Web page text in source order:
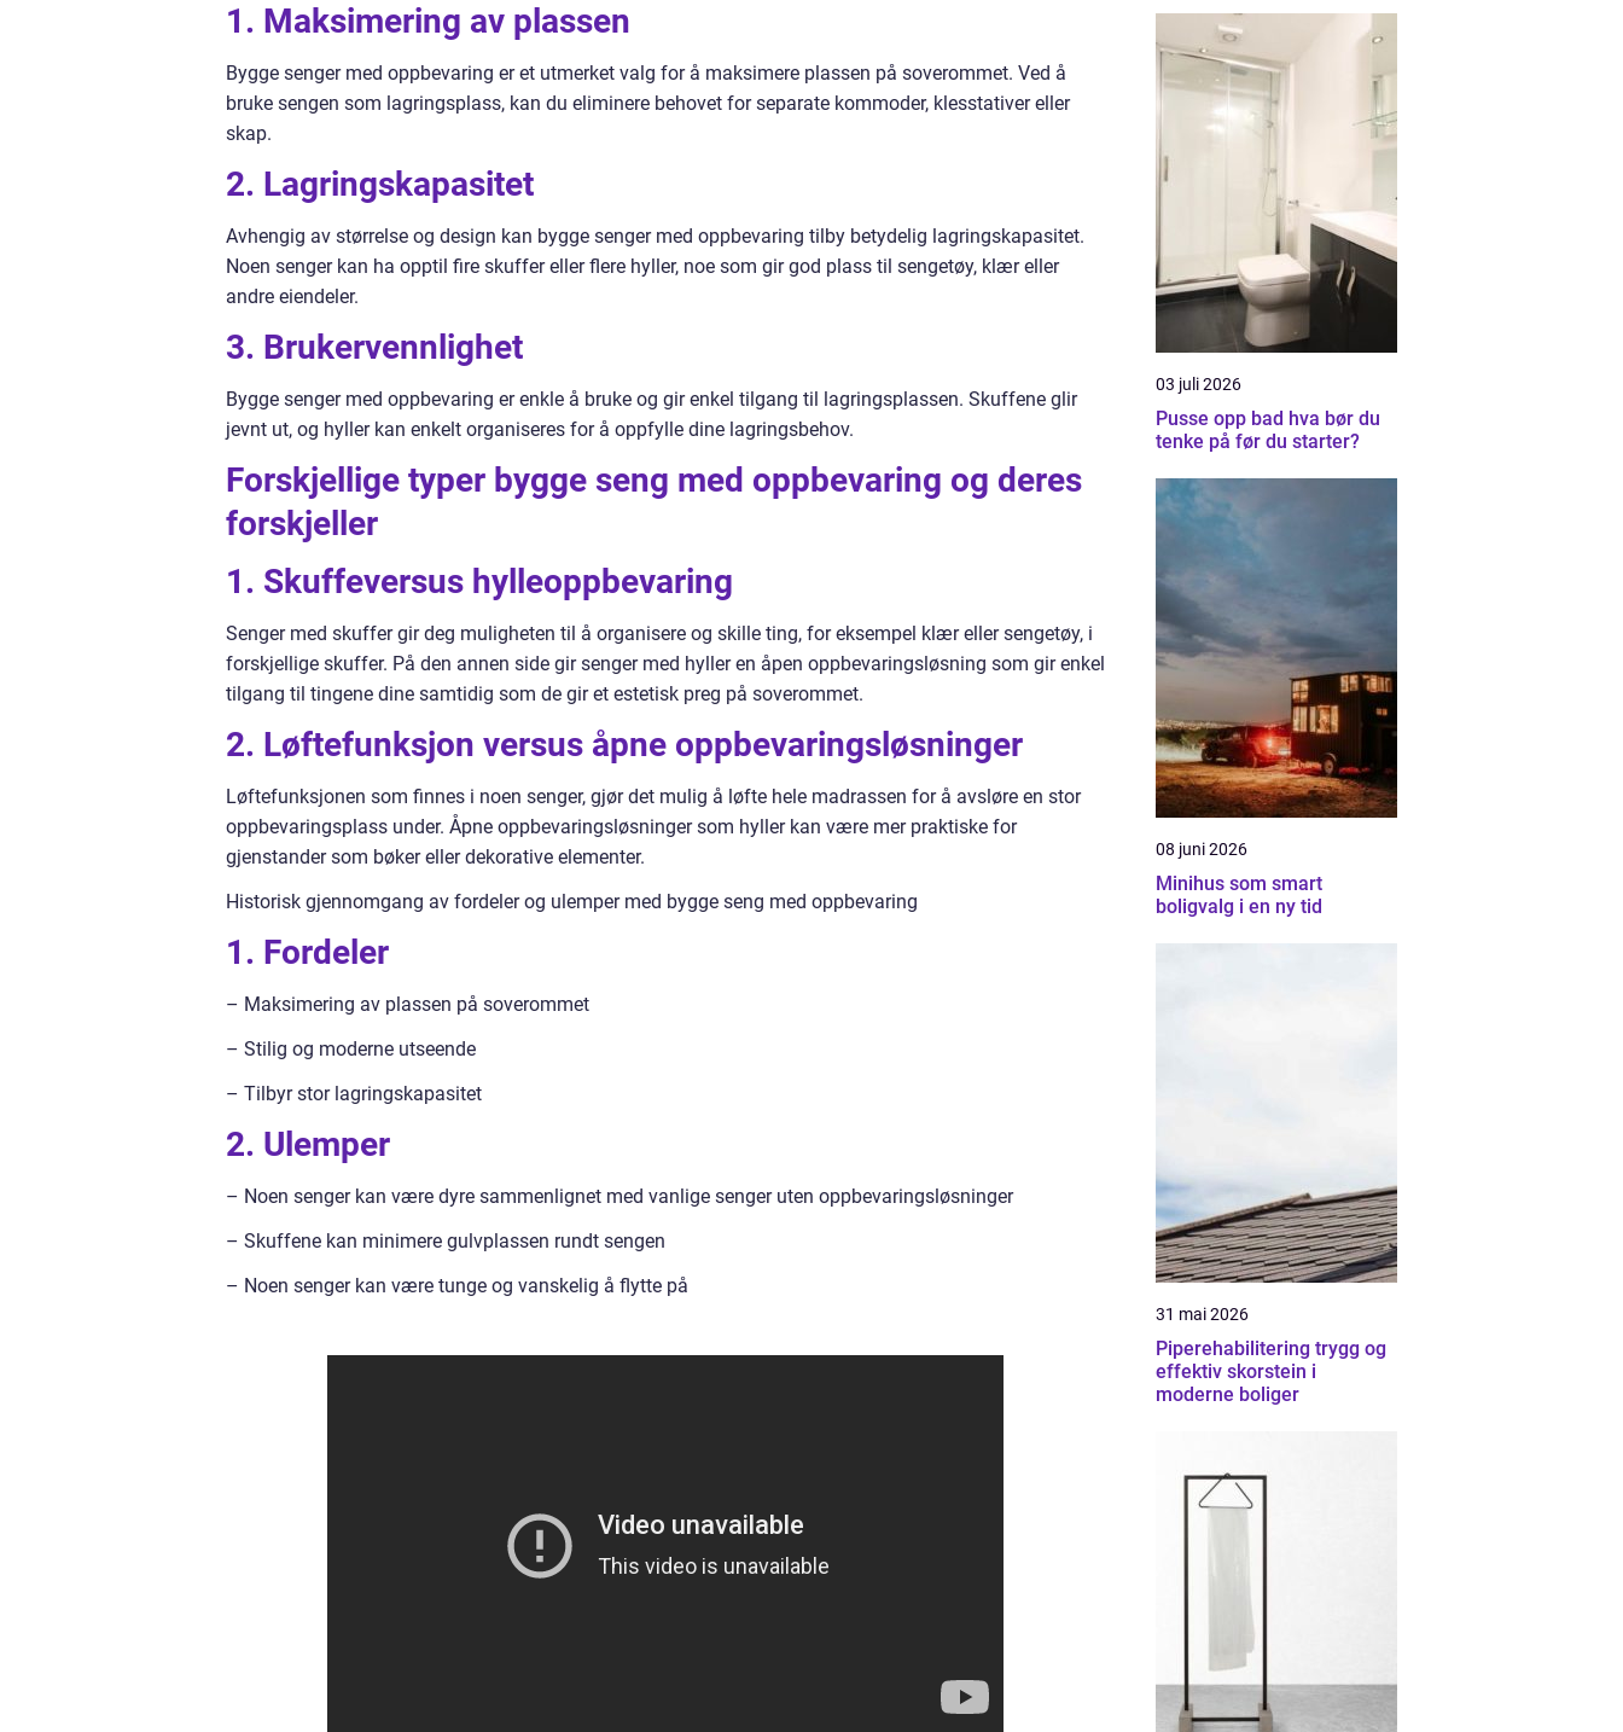
1. Maksimering av plassen
Bygge senger med oppbevaring er et utmerket valg for å maksimere plassen på soverommet. Ved å
bruke sengen som lagringsplass, kan du eliminere behovet for separate kommoder, klesstativer eller
skap.
2. Lagringskapasitet
Avhengig av størrelse og design kan bygge senger med oppbevaring tilby betydelig lagringskapasitet.
Noen senger kan ha opptil fire skuffer eller flere hyller, noe som gir god plass til sengetøy, klær eller
andre eiendeler.
3. Brukervennlighet
Bygge senger med oppbevaring er enkle å bruke og gir enkel tilgang til lagringsplassen. Skuffene glir
jevnt ut, og hyller kan enkelt organiseres for å oppfylle dine lagringsbehov.
Forskjellige typer bygge seng med oppbevaring og deres
forskjeller
1. Skuffeversus hylleoppbevaring
Senger med skuffer gir deg muligheten til å organisere og skille ting, for eksempel klær eller sengetøy, i
forskjellige skuffer. På den annen side gir senger med hyller en åpen oppbevaringsløsning som gir enkel
tilgang til tingene dine samtidig som de gir et estetisk preg på soverommet.
2. Løftefunksjon versus åpne oppbevaringsløsninger
Løftefunksjonen som finnes i noen senger, gjør det mulig å løfte hele madrassen for å avsløre en stor
oppbevaringsplass under. Åpne oppbevaringsløsninger som hyller kan være mer praktiske for
gjenstander som bøker eller dekorative elementer.
Historisk gjennomgang av fordeler og ulemper med bygge seng med oppbevaring
1. Fordeler
– Maksimering av plassen på soverommet
– Stilig og moderne utseende
– Tilbyr stor lagringskapasitet
2. Ulemper
– Noen senger kan være dyre sammenlignet med vanlige senger uten oppbevaringsløsninger
– Skuffene kan minimere gulvplassen rundt sengen
– Noen senger kan være tunge og vanskelig å flytte på
03 juli 2026
Pusse opp bad hva bør du
tenke på før du starter?
08 juni 2026
Minihus som smart
boligvalg i en ny tid
31 mai 2026
Piperehabilitering trygg og
effektiv skorstein i
moderne boliger